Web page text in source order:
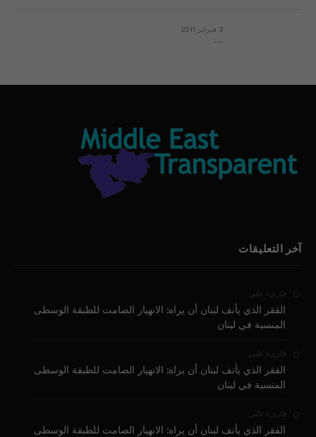
3 فبراير 2011
آخر التعليقات
قارىء على
الفقر الذي يأنف لبنان أن يراه: الانهيار الصامت للطبقة الوسطى
المنسية في لبنان
قارىء على
الفقر الذي يأنف لبنان أن يراه: الانهيار الصامت للطبقة الوسطى
المنسية في لبنان
قارىء على
الفقر الذي يأنف لبنان أن يراه: الانهيار الصامت للطبقة الوسطى